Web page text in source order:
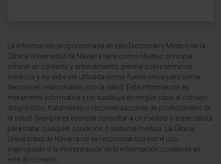
La información proporcionada en este Diccionario Médico de la
Clínica Universidad de Navarra tiene como objetivo principal
ofrecer un contexto y entendimiento general sobre términos
médicos y no debe ser utilizada como fuente única para tomar
decisiones relacionadas con la salud. Esta información es
meramente informativa y no sustituye en ningún caso el consejo,
diagnóstico, tratamiento o recomendaciones de profesionales de
la salud. Siempre es esencial consultar a un médico o especialista
para tratar cualquier condición o síntoma médico. La Clínica
Universidad de Navarra no se responsabiliza por el uso
inapropiado o la interpretación de la información contenida en
este diccionario.